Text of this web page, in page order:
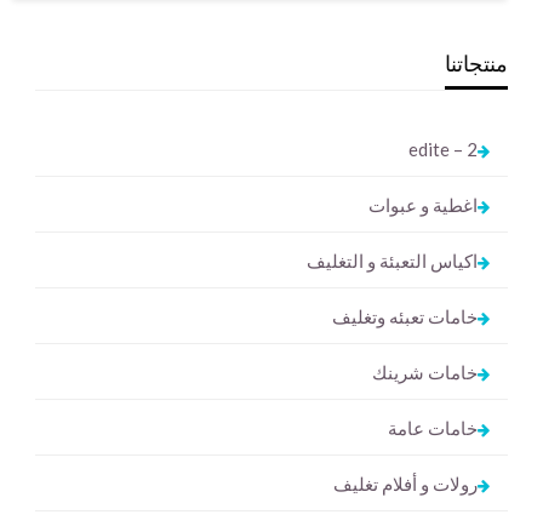
منتجاتنا
2 – edite
اغطية و عبوات
اكياس التعبئة و التغليف
خامات تعبئه وتغليف
خامات شرينك
خامات عامة
رولات و أفلام تغليف